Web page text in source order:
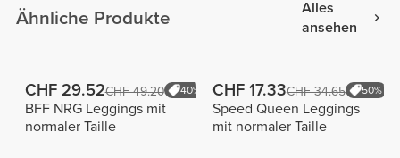
Ähnliche Produkte
Alles
ansehen
CHF 29.52CHF 49.20 40%
BFF NRG Leggings mit
normaler Taille
CHF 17.33CHF 34.65 50%
Speed Queen Leggings
mit normaler Taille